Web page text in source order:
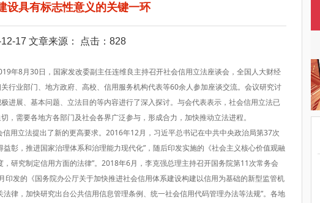
设具有标志性意义的关键一环
17 文章来源： 点击：828
年8月30日，国家发改委副主任连维良主持召开社会信用立法座谈会，全国人大财经
行业部门、地方政府、高校、信用服务机构代表等60余人参加座谈交流。会议研究讨
进展、基本问题、立法目的等内容进行了深入探讨。与会代表表示，社会信用立法已
需要各地方各部门及社会各界广泛参与，形成合力，加快推动立法进程。
用立法提出了新的更高要求。2016年12月，习近平总书记在中共中央政治局第37次
彰，推进国家治理体系和治理能力现代化”，随后印发实施的《社会主义核心价值观融
研究制定信用方面的法律”。2018年6月，李克强总理主持召开国务院第11次常务会
发的《国务院办公厅关于加快推进社会信用体系建设构建以信用为基础的新型监管机
律，加快研究出台公共信用信息管理条例、统一社会信用代码管理办法等法规”。各地